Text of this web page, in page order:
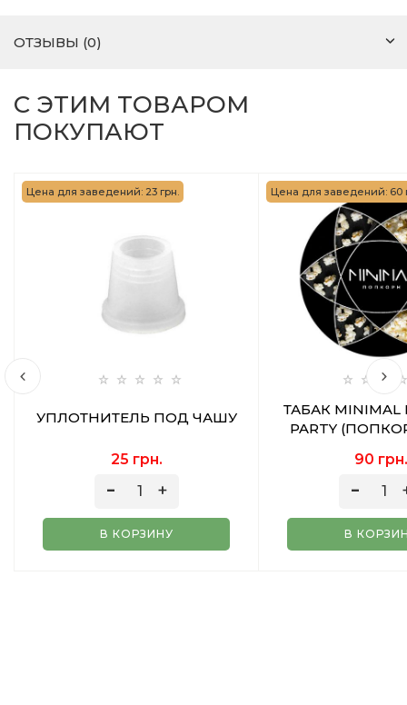
ОТЗЫВЫ (0)
С ЭТИМ ТОВАРОМ
ПОКУПАЮТ
Цена для заведений: 23 грн.
УПЛОТНИТЕЛЬ ПОД ЧАШУ
25 грн.
В КОРЗИНУ
Цена для заведений: 60
ТАБАК MINIMAL
PARTY
90 грн.
В